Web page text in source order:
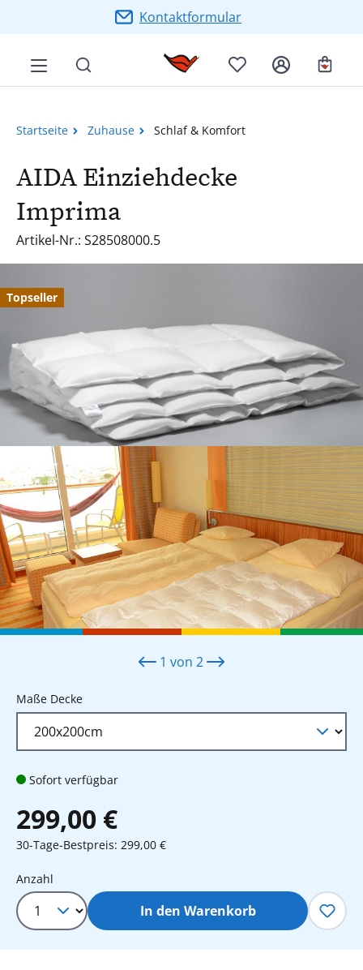
Zum Hauptinhalt springenKontaktformular
Startseite Zuhause Schlaf & Komfort
AIDA Einziehdecke
Imprima
Artikel-Nr.: S28508000.5
Topseller
1 von 2
Maße Deckeauswählen
Sofort verfügbar
299,00 €
30-Tage-Bestpreis: 299,00 €
Produkt Anzahl: Gib den
Anzahl
In den Warenkorb